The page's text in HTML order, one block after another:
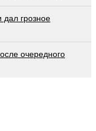
дал грозное
очередного